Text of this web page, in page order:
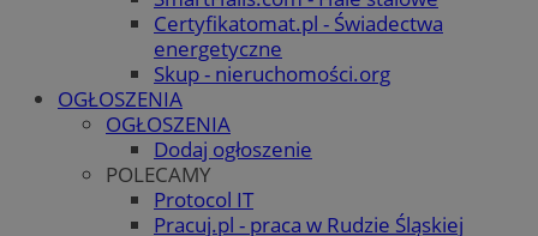
Certyfikatomat.pl - Świadectwa
energetyczne
Skup - nieruchomości.org
OGŁOSZENIA
OGŁOSZENIA
Dodaj ogłoszenie
POLECAMY
Protocol IT
Pracuj.pl - praca w Rudzie Śląskiej